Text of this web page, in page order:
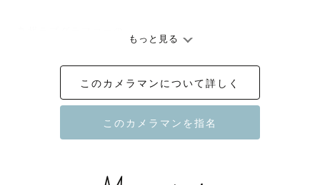
下記をご確認頂き、ご依頼をお願いいたします。
✼••┈┈┈┈┈┈┈┈┈┈┈┈┈┈┈┈••✼
（アートニューボーンは承っておりません。）
もっと見る
このカメラマンについて詳しく